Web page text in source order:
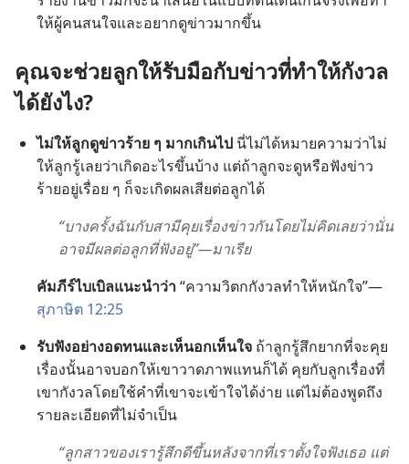
ให้​ผู้​คน​สนใจ​และ​อยาก​ดู​ข่าว​มาก​ขึ้น
คุณ​จะ​ช่วย​ลูก​ให้​รับมือ​กับ​ข่าว​ที่​ทำ​ให้​กังวล​
ได้​ยัง​ไง?
ไม่​ให้​ลูก​ดู​ข่าว​ร้าย ๆ มาก​เกิน​ไป นี่​ไม่​ได้​หมาย​ความ​ว่า​ไม่​
ให้​ลูก​รู้​เลย​ว่า​เกิด​อะไร​ขึ้น​บ้าง แต่​ถ้า​ลูก​จะ​ดู​หรือ​ฟัง​ข่าว​
ร้าย​อยู่​เรื่อย ๆ ก็​จะ​เกิด​ผล​เสีย​ต่อ​ลูก​ได้
“บาง​ครั้ง​ฉัน​กับ​สามี​คุย​เรื่อง​ข่าว​กัน​โดย​ไม่​คิด​เลย​ว่า​นั่น​
อาจ​มี​ผล​ต่อ​ลูก​ที่​ฟัง​อยู่”—มาเรีย
คัมภีร์​ไบเบิล​แนะ​นำ​ว่า“ความ​วิตก​กังวล​ทำ​ให้​หนัก​ใจ”—
สุภาษิต 12:25
รับ​ฟัง​อย่าง​อด​ทน​และ​เห็น​อก​เห็น​ใจ ถ้า​ลูก​รู้สึก​ยาก​ที่​จะ​คุย​
เรื่อง​นั้น​อาจ​บอก​ให้​เขา​วาด​ภาพ​แทน​ก็​ได้ คุย​กับ​ลูก​เรื่อง​ที่​
เขา​กังวล​โดย​ใช้​คำ​ที่​เขา​จะ​เข้าใจ​ได้​ง่าย แต่​ไม่​ต้อง​พูด​ถึง​
ราย​ละเอียด​ที่​ไม่​จำเป็น
“ลูก​สาว​ของ​เรา​รู้สึก​ดี​ขึ้น​หลัง​จาก​ที่​เรา​ตั้งใจ​ฟัง​เธอ แต่​